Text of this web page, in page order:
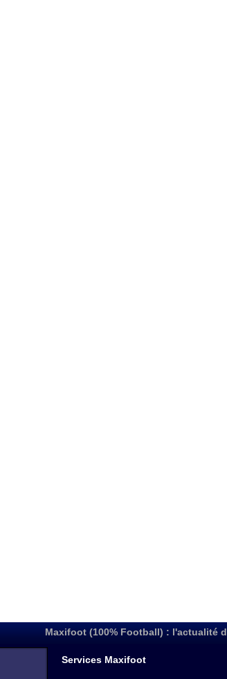
Maxifoot (100% Football) : l'actualité
Services Maxifoot